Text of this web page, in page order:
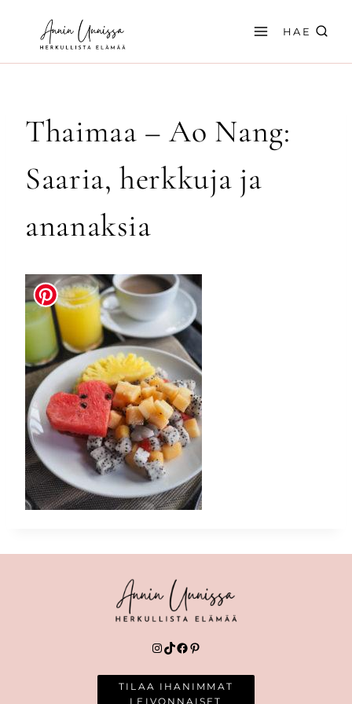
sisältöön
HAE
Thaimaa – Ao Nang:
Saaria, herkkuja ja
ananaksia
Instagram
TikTok
Facebook
Pinterest
TILAA IHANIMMAT
LEIVONNAISET